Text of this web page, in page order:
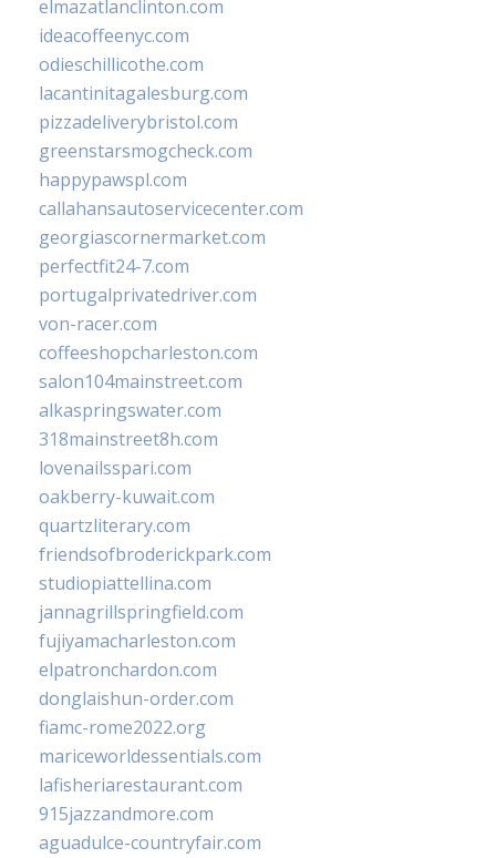
elmazatlanclinton.com
ideacoffeenyc.com
odieschillicothe.com
lacantinitagalesburg.com
pizzadeliverybristol.com
greenstarsmogcheck.com
happypawspl.com
callahansautoservicecenter.com
georgiascornermarket.com
perfectfit24-7.com
portugalprivatedriver.com
von-racer.com
coffeeshopcharleston.com
salon104mainstreet.com
alkaspringswater.com
318mainstreet8h.com
lovenailsspari.com
oakberry-kuwait.com
quartzliterary.com
friendsofbroderickpark.com
studiopiattellina.com
jannagrillspringfield.com
fujiyamacharleston.com
elpatronchardon.com
donglaishun-order.com
fiamc-rome2022.org
mariceworldessentials.com
lafisheriarestaurant.com
915jazzandmore.com
aguadulce-countryfair.com